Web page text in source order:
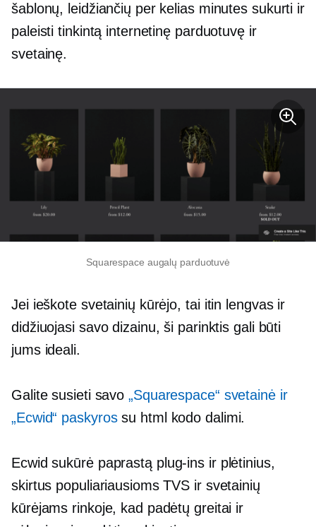
šablonų, leidžiančių per kelias minutes sukurti ir
paleisti tinkintą internetinę parduotuvę ir
svetainę.
Squarespace augalų parduotuvė
Jei ieškote svetainių kūrėjo, tai itin lengvasir
didžiuojasi savo dizainu, ši parinktis gali būti
jums ideali.
Galite susieti savo „Squarespace“ svetainė ir
„Ecwid“ paskyrossu html kodo dalimi.
Ecwid sukūrė paprastą plug-ins ir plėtinius,
skirtus populiariausioms TVS ir svetainių
kūrėjams rinkoje, kad padėtų greitai ir